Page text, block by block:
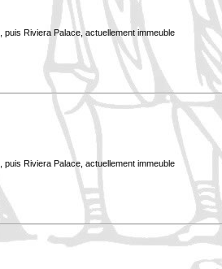
Riviera Palace, actuellement immeuble
Riviera Palace, actuellement immeuble